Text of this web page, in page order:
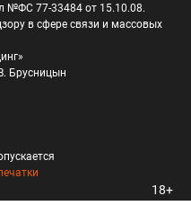
№ФС 77-33484 от 15.10.08.
в сфере связи и массовых
Брусницын
18+